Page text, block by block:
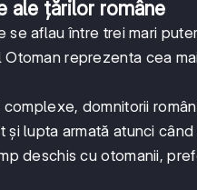
ale țărilor române
aflau între trei mari
reprezenta cea
domnitorii
lupta armată atunci
deschis cu otomanii,